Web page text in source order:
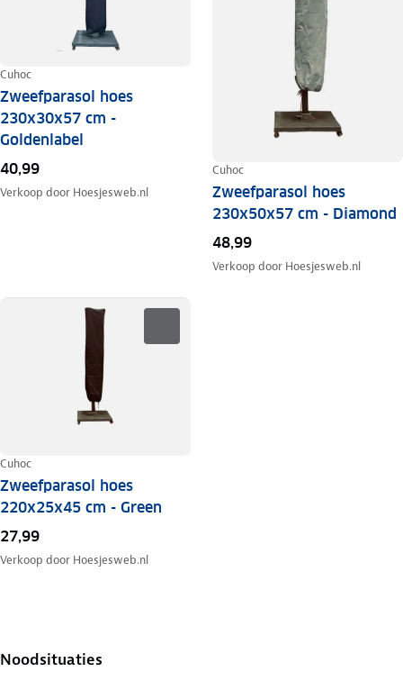
Cuhoc
Zweefparasol hoes
230x30x57 cm -
Goldenlabel
40,99
Verkoop door Hoesjesweb.nl
Cuhoc
Zweefparasol hoes
230x50x57 cm - Diamond
48,99
Verkoop door Hoesjesweb.nl
Cuhoc
Zweefparasol hoes
220x25x45 cm - Green
27,99
Verkoop door Hoesjesweb.nl
Noodsituaties